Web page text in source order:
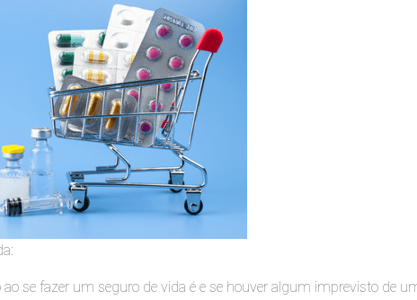
se fazer um seguro de vida é e se houver algum imprevisto de